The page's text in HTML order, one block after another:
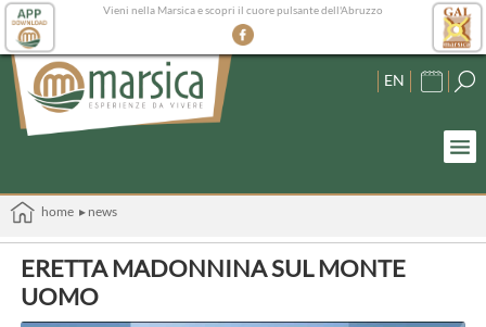
Vieni nella Marsica e scopri il cuore pulsante dell'Abruzzo
EN
home ▸ news
ERETTA MADONNINA SUL MONTE
UOMO